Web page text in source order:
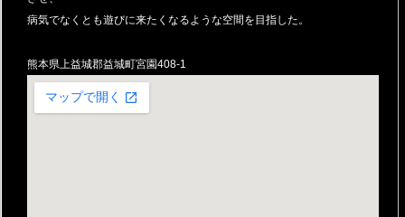
病気でなくとも遊びに来たくなるような空間を目指した。
熊本県上益城郡益城町宮園408-1